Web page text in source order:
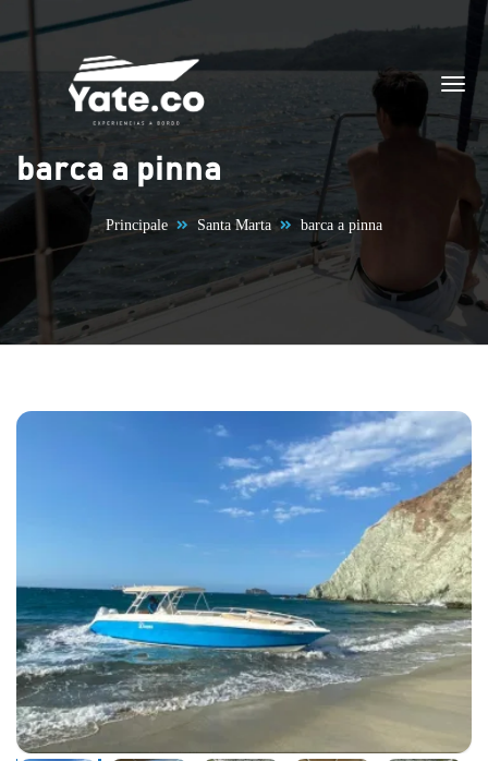
Vai al contenuto
barca a pinna
Principale Santa Marta barca a pinna